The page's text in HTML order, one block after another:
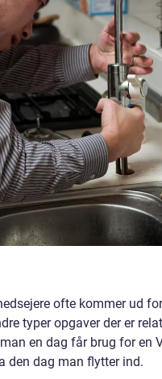
ofte kommer ud
typer opgaver der er
en dag får brug for en
den dag man flytter ind.